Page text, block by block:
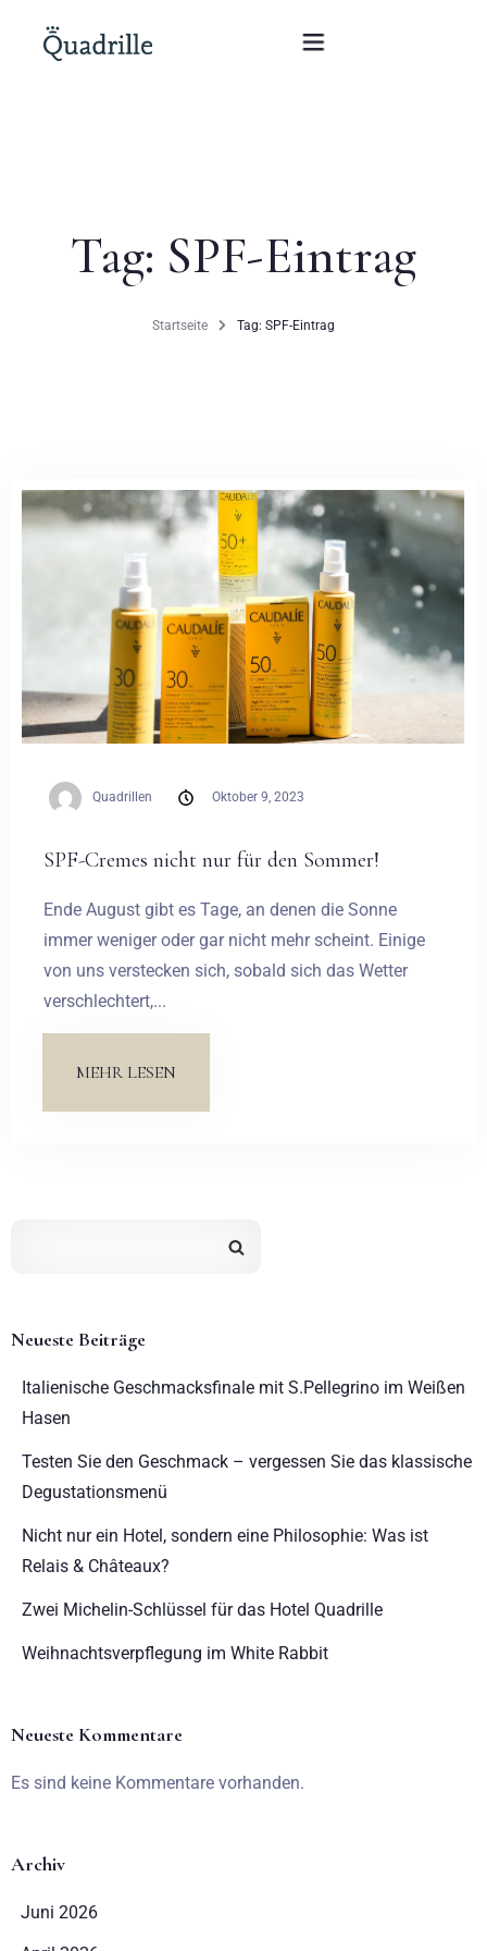
Zimmer
Pakete
Hochzeiten
Kontakt
PL
Tag: SPF-Eintrag
Startseite Tag: SPF-Eintrag
Quadrillen Oktober 9, 2023
SPF-Cremes nicht nur für den Sommer!
Ende August gibt es Tage, an denen die Sonne
immer weniger oder gar nicht mehr scheint. Einige
von uns verstecken sich, sobald sich das Wetter
verschlechtert,...
MEHR LESEN
Neueste Beiträge
Italienische Geschmacksfinale mit S.Pellegrino im Weißen
Hasen
Testen Sie den Geschmack – vergessen Sie das klassische
Degustationsmenü
Nicht nur ein Hotel, sondern eine Philosophie: Was ist
Relais & Châteaux?
Zwei Michelin-Schlüssel für das Hotel Quadrille
Weihnachtsverpflegung im White Rabbit
Neueste Kommentare
Es sind keine Kommentare vorhanden.
Archiv
Juni 2026